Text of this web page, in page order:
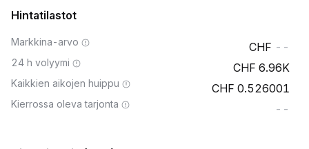
Hintatilastot
Markkina-arvo --
24 h volyymi 6.96K
Kaikkien aikojen huippu 0.526001
Kierrossa oleva tarjonta --